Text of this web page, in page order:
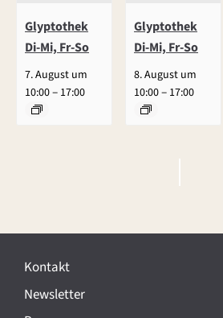
Glyptothek
Di-Mi, Fr-So
7. August um
10:00– 17:00
Glyptothek
Di-Mi, Fr-So
8. August um
10:00– 17:00
e
a
n
Kontakt
Newsletter